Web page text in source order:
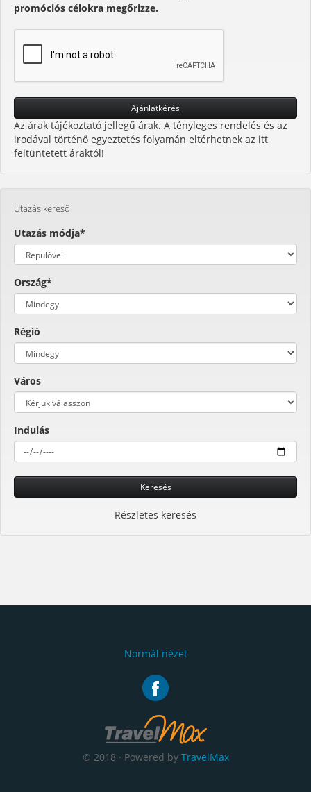
promóciós célokra megőrizze.
Az árak tájékoztató jellegű árak. A tényleges rendelés és az
irodával történő egyeztetés folyamán eltérhetnek az itt
feltüntetett áraktól!
Utazás kereső
Utazás módja*
Ország*
Régió
Város
Indulás
Keresés
Részletes keresés
Normál nézet
© 2018 · Powered by TravelMax